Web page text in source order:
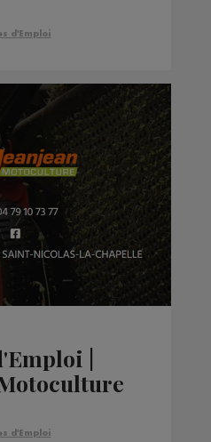
d'Emploi
|
d'Emploi